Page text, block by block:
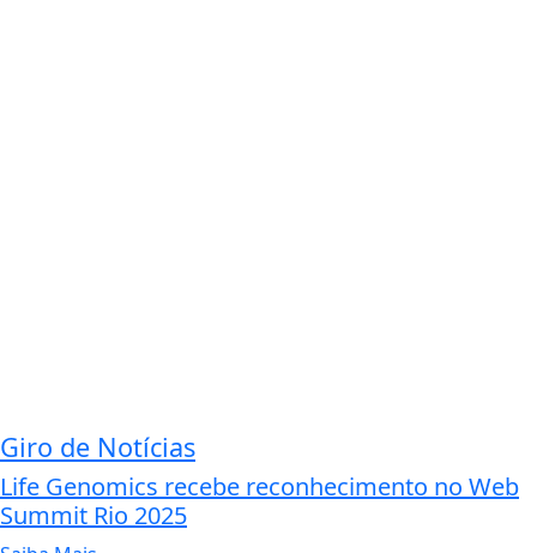
Giro de Notícias
Life Genomics recebe reconhecimento no Web
Summit Rio 2025